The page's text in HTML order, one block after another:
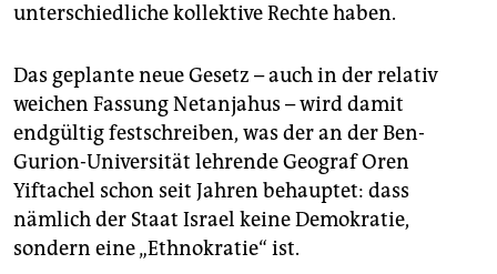
unterschiedliche kollektive Rechte haben.
Das geplante neue Gesetz – auch in der relativ
weichen Fassung Netanjahus – wird damit
endgültig festschreiben, was der an der Ben-
Gurion-Universität lehrende Geograf Oren
Yiftachel schon seit Jahren behauptet: dass
nämlich der Staat Israel keine Demokratie,
sondern eine „Ethnokratie“ ist.